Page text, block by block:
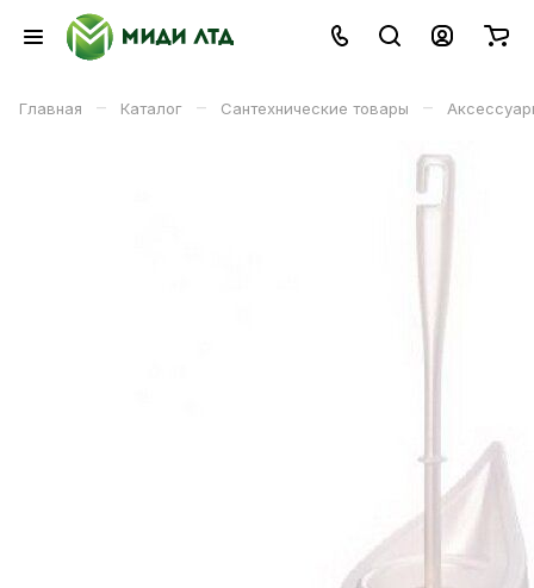
Главная – Каталог – Сантехнические товары –